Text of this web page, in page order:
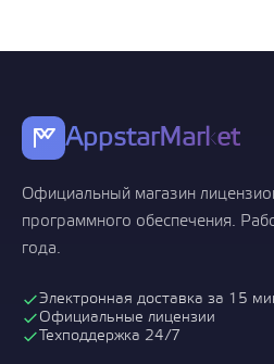
AppstarMarket
Официальный магазин
программного обеспечения.
года.
Электронная доставка за 15
Официальные лицензии
Техподдержка 24/7